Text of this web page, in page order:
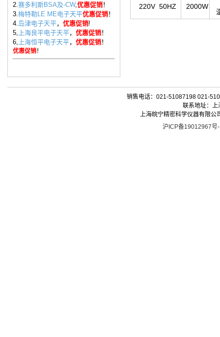
2. 赛多利斯BSA及-CW, 优惠促销！
3. 梅特勒LE ME电子天平优惠促销！
4. 岛津电子天平， 优惠促销!
5,
上海良平电子天平， 优惠促销！
6,
上海恒平电子天平， 优惠促销！
优惠促销！
220V 50HZ 2000W
销售电话：021-51087198 021-
联系地址：
上海皖宁精密科学仪器有限
沪ICP备19012967号